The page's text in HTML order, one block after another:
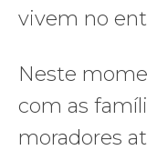
vivem no
Neste
com as
moradores